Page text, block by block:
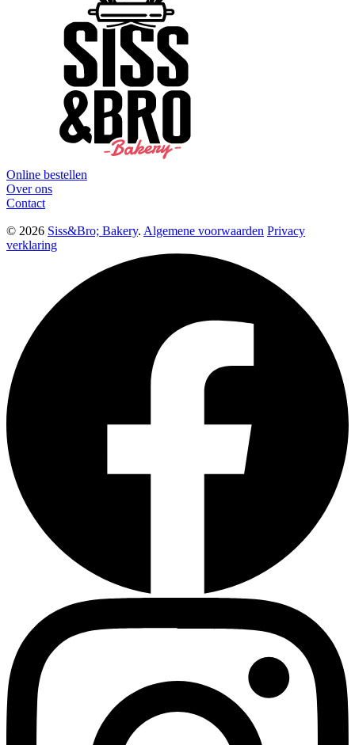
Online bestellen
Over ons
Contact
© 2026 Siss&Bro; Bakery. Algemene voorwaarden Privacy
verklaring